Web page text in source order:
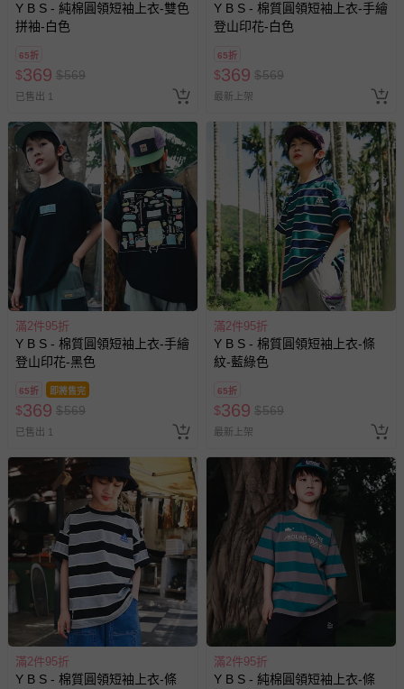
Y B S - 純棉圓領短袖上衣-雙色
拼袖-白色
65折
$369 $569
已售出 1
Y B S - 棉質圓領短袖上衣-手繪
登山印花-白色
65折
$369 $569
最新上架
滿2件95折
Y B S - 棉質圓領短袖上衣-手繪
登山印花-黑色
65折 即將售完
$369 $569
已售出 1
滿2件95折
Y B S - 棉質圓領短袖上衣-條
紋-藍綠色
65折
$369 $569
最新上架
滿2件95折
Y B S - 棉質圓領短袖上衣-條
滿2件95折
Y B S - 純棉圓領短袖上衣-條